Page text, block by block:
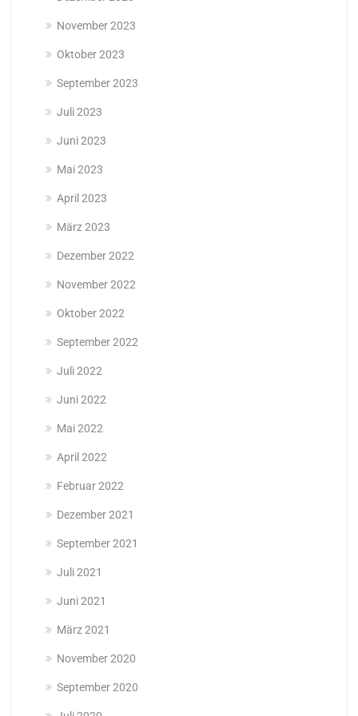
November 2023
Oktober 2023
September 2023
Juli 2023
Juni 2023
Mai 2023
April 2023
März 2023
Dezember 2022
November 2022
Oktober 2022
September 2022
Juli 2022
Juni 2022
Mai 2022
April 2022
Februar 2022
Dezember 2021
September 2021
Juli 2021
Juni 2021
März 2021
November 2020
September 2020